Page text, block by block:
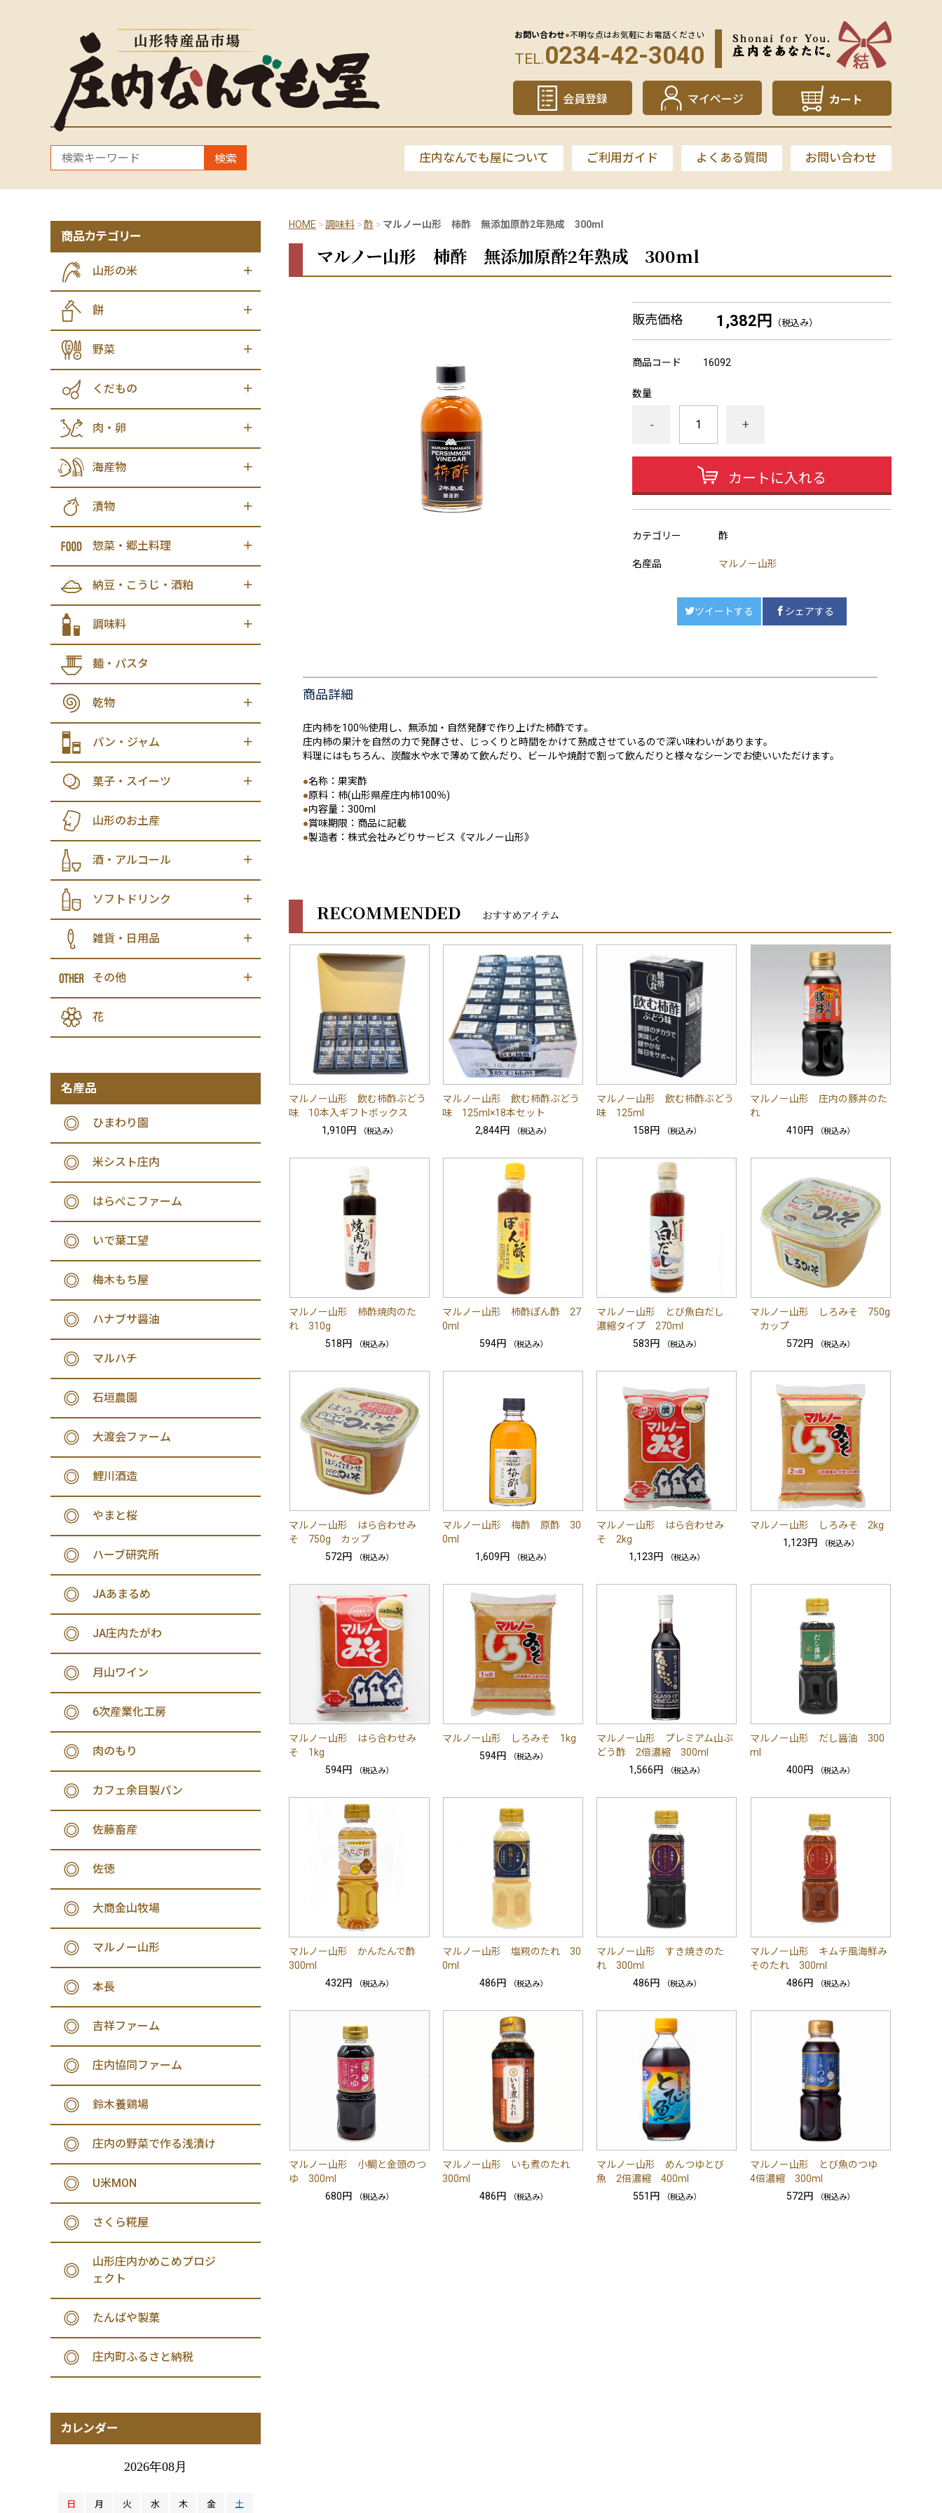
お問い合わせ●不明な点はお気軽にお電話ください
TEL.0234-42-3040
会員登録 マイページ カート
検索 庄内なんでも屋について ご利用ガイド よくある質問 お問い合わせ
HOME 調味料 酢 マルノー山形 柿酢 無添加原酢2年熟成 300ml
マルノー山形 柿酢 無添加原酢2年熟成 300ml
販売価格 1,382円 （税込み）
商品コード 16092
数量
- +
カートに入れる
カテゴリー 酢
名産品 マルノー山形
ツイートする シェアする
商品詳細
庄内柿を100％使用し、無添加・自然発酵で作り上げた柿酢です。
庄内柿の果汁を自然の力で発酵させ、じっくりと時間をかけて熟成させているので深い味わいがあります。
料理にはもちろん、炭酸水や水で薄めて飲んだり、ビールや焼酎で割って飲んだりと様々なシーンでお使いいただけます。
●名称：果実酢
●原料：柿(山形県産庄内柿100％)
●内容量：300ml
●賞味期限：商品に記載
●製造者：株式会社みどりサービス《マルノー山形》
RECOMMENDED おすすめアイテム
マルノー山形 飲む柿酢ぶどう
味 10本入ギフトボックス
1,910円
（税込み）
マルノー山形 飲む柿酢ぶどう
味 125ml×18本セット
2,844円
（税込み）
マルノー山形 飲む柿酢ぶどう
味 125ml
158円
（税込み）
マルノー山形 庄内の豚丼のた
れ
410円
（税込み）
マルノー山形 柿酢焼肉のた
れ 310g
518円
（税込み）
マルノー山形 柿酢ぽん酢 27
0ml
594円
（税込み）
マルノー山形 とび魚白だし
濃縮タイプ 270ml
583円
（税込み）
マルノー山形 しろみそ 750g
カップ
572円
（税込み）
マルノー山形 はら合わせみ
そ 750g カップ
572円
（税込み）
マルノー山形 梅酢 原酢 30
0ml
1,609円
（税込み）
マルノー山形 はら合わせみ
そ 2kg
1,123円
（税込み）
マルノー山形 しろみそ 2kg
1,123円
（税込み）
マルノー山形 はら合わせみ
そ 1kg
594円
（税込み）
マルノー山形 しろみそ 1kg
594円
（税込み）
マルノー山形 プレミアム山ぶ
どう酢 2倍濃縮 300ml
1,566円
（税込み）
マルノー山形 だし醤油 300
ml
400円
（税込み）
マルノー山形 かんたんで酢
300ml
432円
（税込み）
マルノー山形 塩糀のたれ 30
0ml
486円
（税込み）
マルノー山形 すき焼きのた
れ 300ml
486円
（税込み）
マルノー山形 キムチ風海鮮み
そのたれ 300ml
486円
（税込み）
マルノー山形 小鯛と金頭のつ
ゆ 300ml
680円
（税込み）
マルノー山形 いも煮のたれ
300ml
486円
（税込み）
マルノー山形 めんつゆとび
魚 2倍濃縮 400ml
551円
（税込み）
マルノー山形 とび魚のつゆ
4倍濃縮 300ml
572円
（税込み）
商品カテゴリー
山形の米
餅
野菜
くだもの
肉・卵
海産物
漬物
惣菜・郷土料理
納豆・こうじ・酒粕
調味料
麺・パスタ
乾物
パン・ジャム
菓子・スイーツ
山形のお土産
酒・アルコール
ソフトドリンク
雑貨・日用品
その他
花
名産品
ひまわり園
米シスト庄内
はらぺこファーム
いで葉工望
梅木もち屋
ハナブサ醤油
マルハチ
石垣農園
大渡会ファーム
鯉川酒造
やまと桜
ハーブ研究所
JAあまるめ
JA庄内たがわ
月山ワイン
6次産業化工房
肉のもり
カフェ余目製パン
佐藤畜産
佐徳
大商金山牧場
マルノー山形
本長
吉祥ファーム
庄内協同ファーム
鈴木養鶏場
庄内の野菜で作る浅漬け
U米MON
さくら糀屋
山形庄内かめこめプロジ
ェクト
たんばや製菓
庄内町ふるさと納税
カレンダー
2026年08月
日 月 火 水 木 金 土